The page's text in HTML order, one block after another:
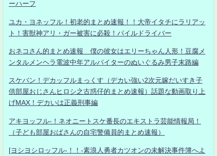
ーハーフ
ユカ・ヨネッフル！初老的まとめ速報！！大帝イタチにラリアッ
ト！害獣神アリ・ガー被害に必殺！パイルドライバー
おネコさん的まとめ速報 僕の彼女はエリーちゃん人形！豆腐メ
ンタルメンヘラ電波中年アルバイターのぬいぐるみ男子末路編
スケバン！デカッフルまっくす（デカい強い2次元嫁だいすき子
供部屋おじさんヒロシ之古惑仔的まとめ速報）話題な動画取り上
げMAX！デカいは正義刑事編
アキヨッフル-！ネオニートスケ番長のエキストラ芸能情報局！
（子ども部屋おばさんの自宅警備員的まとめ速報）
[ヨシヨシロッフル-！！-素浪人勇者カツオンの未解決事件簿へよ